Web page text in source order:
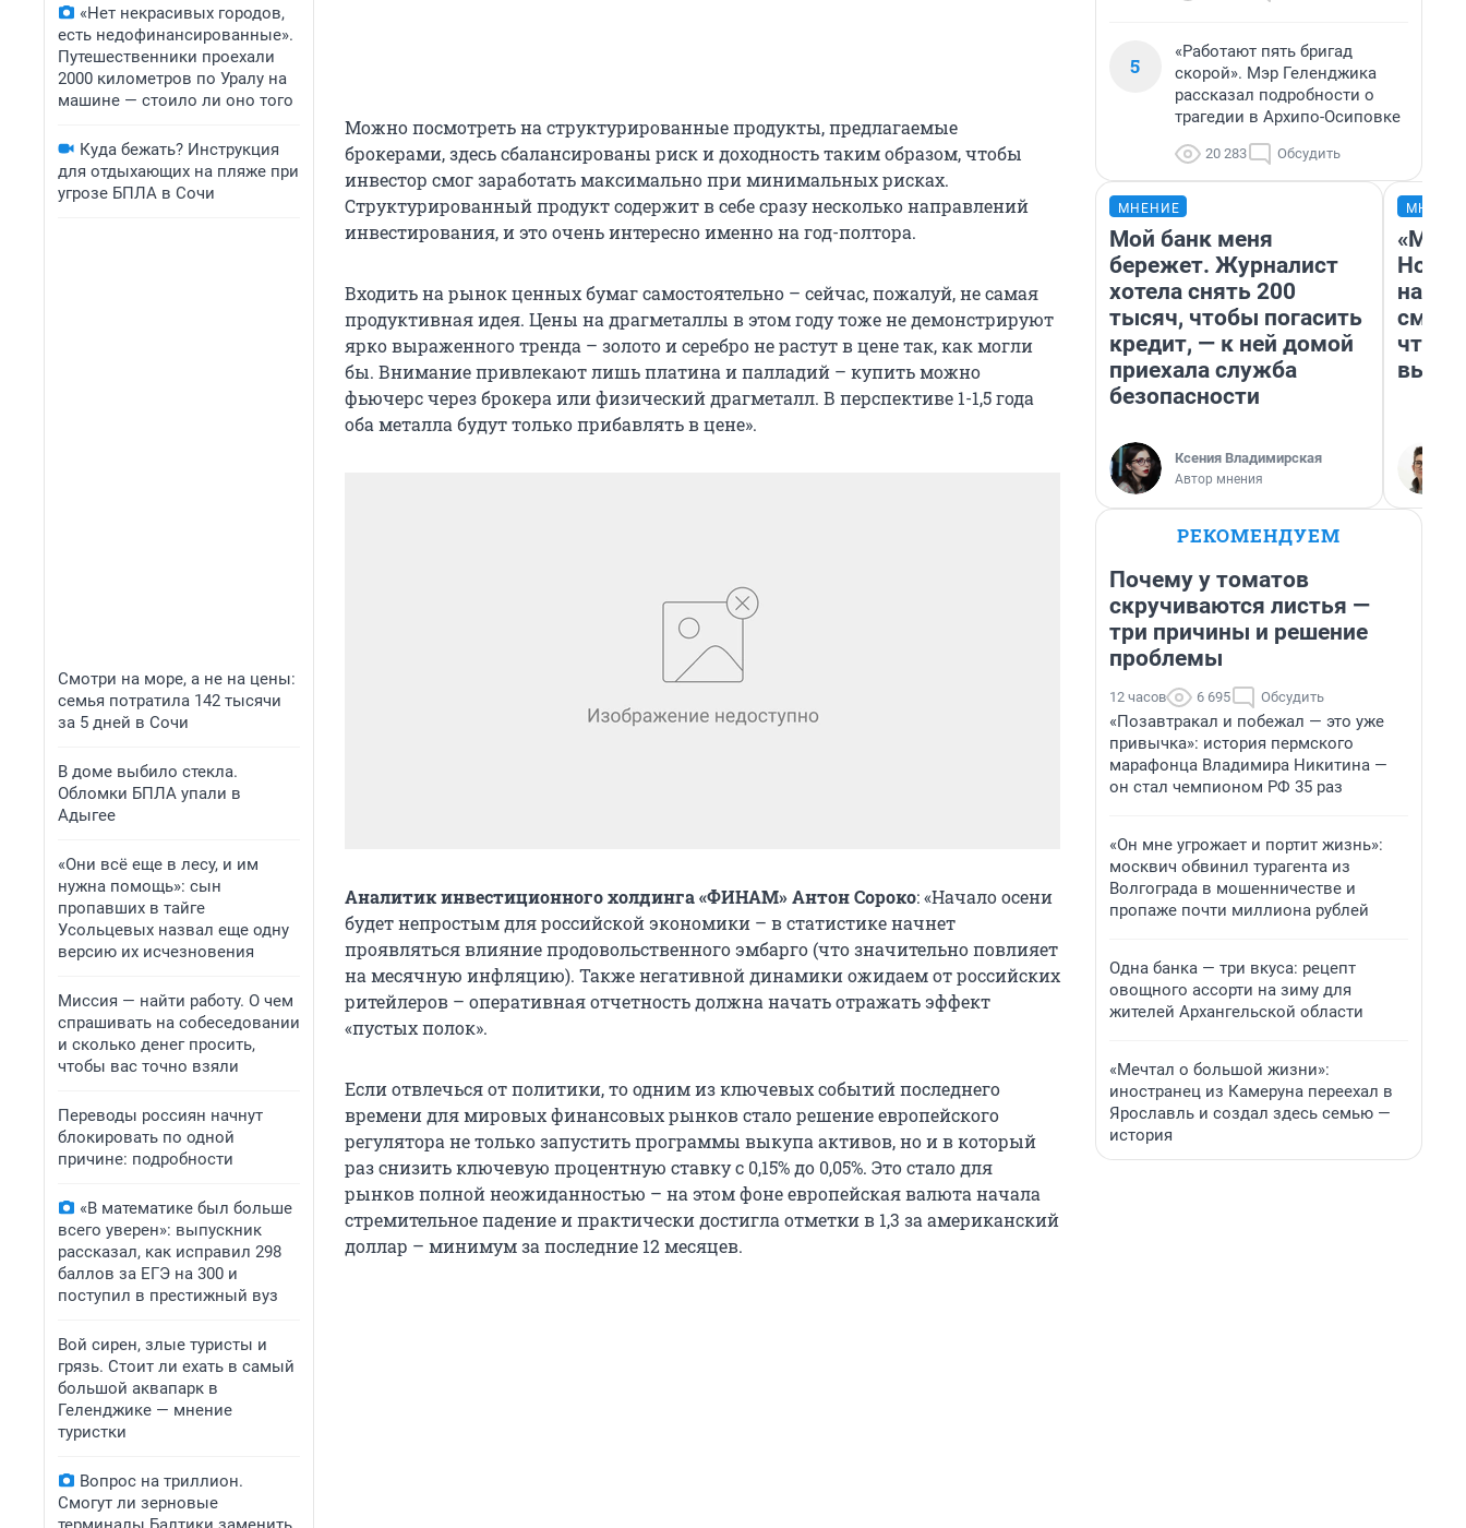
«Нет некрасивых городов,
есть недофинансированные».
Путешественники проехали
2000 километров по Уралу на
машине — стоило ли оно того
Куда бежать? Инструкция
для отдыхающих на пляже при
угрозе БПЛА в Сочи
Смотри на море, а не на цены:
семья потратила 142 тысячи
за 5 дней в Сочи
В доме выбило стекла.
Обломки БПЛА упали в
Адыгее
«Они всё еще в лесу, и им
нужна помощь»: сын
пропавших в тайге
Усольцевых назвал еще одну
версию их исчезновения
Миссия — найти работу. О чем
спрашивать на собеседовании
и сколько денег просить,
чтобы вас точно взяли
Переводы россиян начнут
блокировать по одной
причине: подробности
«В математике был больше
всего уверен»: выпускник
рассказал, как исправил 298
баллов за ЕГЭ на 300 и
поступил в престижный вуз
Вой сирен, злые туристы и
грязь. Стоит ли ехать в самый
большой аквапарк в
Геленджике — мнение
туристки
Вопрос на триллион.
Смогут ли зерновые
Можно посмотреть на структурированные продукты, предлагаемые
брокерами, здесь сбалансированы риск и доходность таким образом, чтобы
инвестор смог заработать максимально при минимальных рисках.
Структурированный продукт содержит в себе сразу несколько направлений
инвестирования, и это очень интересно именно на год-полтора.
Входить на рынок ценных бумаг самостоятельно – сейчас, пожалуй, не самая
продуктивная идея. Цены на драгметаллы в этом году тоже не демонстрируют
ярко выраженного тренда – золото и серебро не растут в цене так, как могли
бы. Внимание привлекают лишь платина и палладий – купить можно
фьючерс через брокера или физический драгметалл. В перспективе 1-1,5 года
оба металла будут только прибавлять в цене».
Аналитик инвестиционного холдинга «ФИНАМ» Антон Сороко: «Начало осени
будет непростым для российской экономики – в статистике начнет
проявляться влияние продовольственного эмбарго (что значительно повлияет
на месячную инфляцию). Также негативной динамики ожидаем от российских
ритейлеров – оперативная отчетность должна начать отражать эффект
«пустых полок».
Если отвлечься от политики, то одним из ключевых событий последнего
времени для мировых финансовых рынков стало решение европейского
регулятора не только запустить программы выкупа активов, но и в который
раз снизить ключевую процентную ставку с 0,15% до 0,05%. Это стало для
рынков полной неожиданностью – на этом фоне европейская валюта начала
стремительное падение и практически достигла отметки в 1,3 за американский
доллар – минимум за последние 12 месяцев.
5
«Работают пять бригад
скорой». Мэр Геленджика
рассказал подробности о
трагедии в Архипо-Осиповке
20 283 Обсудить
МНЕНИЕ
Мой банк меня
бережет. Журналист
хотела снять 200
тысяч, чтобы погасить
кредит, — к ней домой
приехала служба
безопасности
Ксения Владимирская
Автор мнения
«Мы
РЕКОМЕНДУЕМ
Почему у томатов
скручиваются листья —
три причины и решение
проблемы
12 часов 6 695 Обсудить
«Позавтракал и побежал — это уже
привычка»: история пермского
марафонца Владимира Никитина —
он стал чемпионом РФ 35 раз
«Он мне угрожает и портит жизнь»:
москвич обвинил турагента из
Волгограда в мошенничестве и
пропаже почти миллиона рублей
Одна банка — три вкуса: рецепт
овощного ассорти на зиму для
жителей Архангельской области
«Мечтал о большой жизни»:
иностранец из Камеруна переехал в
Ярославль и создал здесь семью —
история